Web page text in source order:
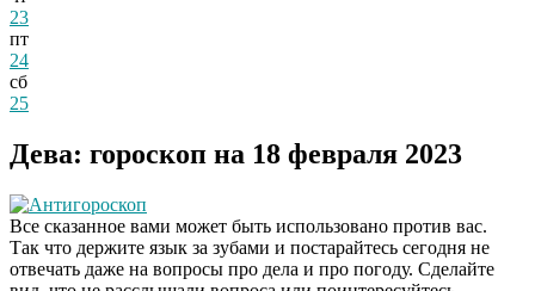
23
пт
24
сб
25
Дева: гороскоп на 18 февраля 2023
Антигороскоп
Все сказанное вами может быть использовано против вас.
Так что держите язык за зубами и постарайтесь сегодня не
отвечать даже на вопросы про дела и про погоду. Сделайте